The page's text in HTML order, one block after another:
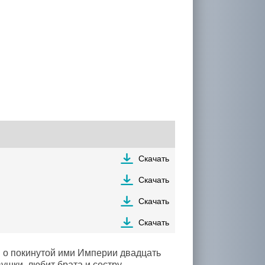
Скачать
Скачать
Скачать
Скачать
о покинутой ими Империи двадцать